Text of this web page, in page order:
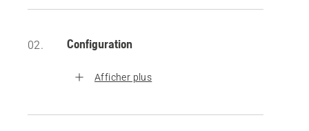
02. Configuration
Afficher plus